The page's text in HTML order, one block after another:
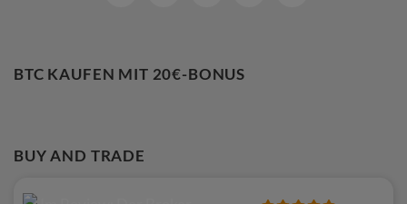
BTC KAUFEN MIT 20€-BONUS
BUY AND TRADE